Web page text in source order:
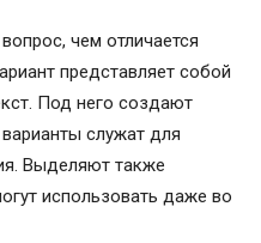
чем отличается
представляет собой
Под него создают
служат для
Выделяют также
использовать даже во